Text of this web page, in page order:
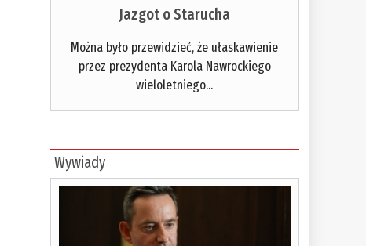
Jazgot o Starucha
Można było przewidzieć, że ułaskawienie
przez prezydenta Karola Nawrockiego
wieloletniego...
Wywiady